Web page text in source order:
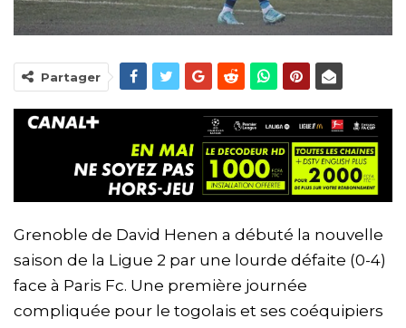
Partager
Grenoble de David Henen a débuté la nouvelle
saison de la Ligue 2 par une lourde défaite (0-4)
face à Paris Fc. Une première journée
compliquée pour le togolais et ses coéquipiers